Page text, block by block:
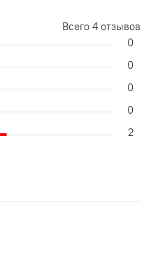
Всего 4 отзывов
0
0
0
0
2